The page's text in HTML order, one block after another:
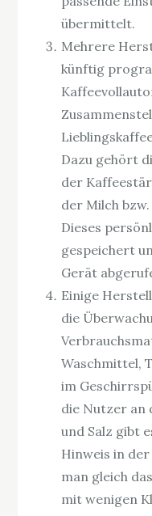
übermittelt.
Mehrere
künftig
Dazu gehört
der
der Milch
Dieses
gespeichert
Gerät
Einige
die
Waschmittel,
im
die Nutzer an
und Salz gibt
Hinweis in der
man gleich
mit wenigen